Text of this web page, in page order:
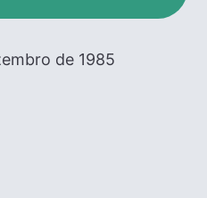
de 1985